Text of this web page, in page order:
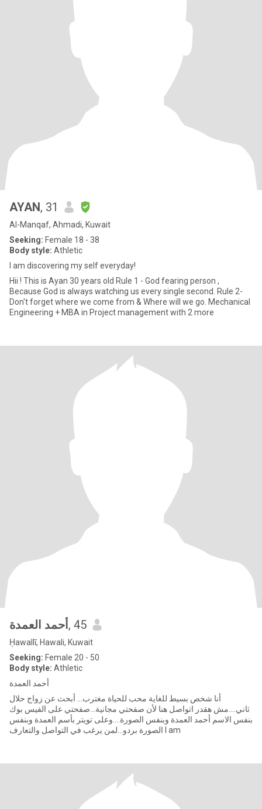
AYAN, 31
Al-Manqaf, Ahmadi, Kuwait
Seeking: Female 18 - 38
Body style: Athletic
I am discovering my self everyday!
Hii ! This is Ayan 30 years old Rule 1 - God fearing person ,
Because God is always watching us every single second. Rule 2-
Don't forget where we come from & Where will we go. Mechanical
Engineering + MBA in Project management with 2 more
أحمد العمدة , 45
Ḥawallī, Hawali, Kuwait
Seeking: Female 20 - 50
Body style: Athletic
أحمد العمدة
أنا شخص بسيط للغاية محب للحياة مغترب... أبحث عن زواج حلال
ثاني....مش هقدر اتواصل هنا لأن صفحتي مجانية...صفحتي على الفيس بوك
بنفس الاسم أحمد العمدة وبنفس الصورة....وعلى تويتر بأسم العمدة وبنفس
الصورة بردو...لمن يرغب في التواصل والتعارف I am